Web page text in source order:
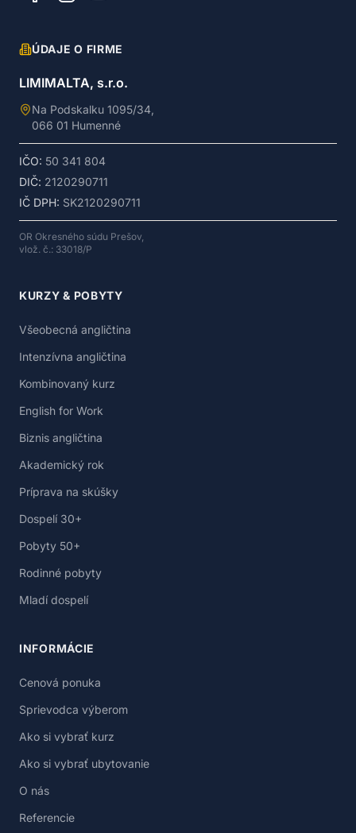
ÚDAJE O FIRME
LIMIMALTA, s.r.o.
Na Podskalku 1095/34,
066 01 Humenné
IČO: 50 341 804
DIČ: 2120290711
IČ DPH: SK2120290711
OR Okresného súdu Prešov,
vlož. č.: 33018/P
KURZY & POBYTY
Všeobecná angličtina
Intenzívna angličtina
Kombinovaný kurz
English for Work
Biznis angličtina
Akademický rok
Príprava na skúšky
Dospelí 30+
Pobyty 50+
Rodinné pobyty
Mladí dospelí
INFORMÁCIE
Cenová ponuka
Sprievodca výberom
Ako si vybrať kurz
Ako si vybrať ubytovanie
O nás
Referencie